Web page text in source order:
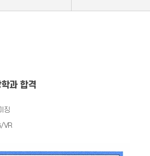
과 합격
징